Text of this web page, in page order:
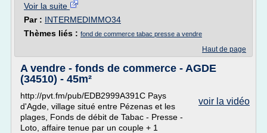
Voir la suite
Par : INTERMEDIMMO34
Thèmes liés : fond de commerce tabac presse a vendre
Haut de page
A vendre - fonds de commerce - AGDE
(34510) - 45m²
voir la vidéo
http://pvt.fm/pub/EDB2999A391C Pays
d'Agde, village situé entre Pézenas et les
plages, Fonds de débit de Tabac - Presse -
Loto, affaire tenue par un couple + 1